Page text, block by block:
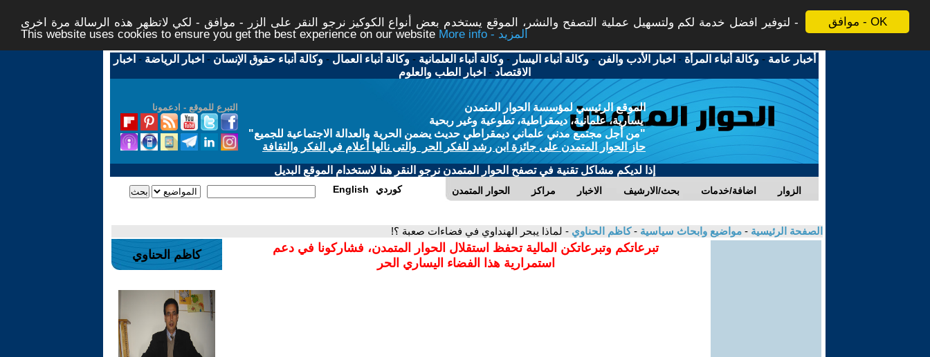
موافق - OK
لتوفير افضل خدمة لكم ولتسهيل عملية التصفح والنشر، الموقع يستخدم بعض أنواع الكوكيز نرجو النقر على الزر - موافق - لكي لاتظهر هذه الرسالة مرة اخرى -
This website uses cookies to ensure you get the best experience on our website
More info - المزيد
أخبار عامة -وكالة أنباء المرأة - اخبار الأدب والفن -وكالة أنباء اليسار -وكالة أنباء العلمانية -وكالة أنباء العمال -وكالة أنباء حقوق الإنسان - اخبار الرياضة - اخبار
الاقتصاد - اخبار الطب والعلوم
التبرع للموقع - ادعمونا
الموقع الرئيسي لمؤسسة الحوار المتمدن
يسارية، علمانية، ديمقراطية، تطوعية وغير ربحية
"من أجل مجتمع مدني علماني ديمقراطي حديث يضمن الحرية والعدالة الاجتماعية للجميع"
حاز الحوار المتمدن على جائزة ابن رشد للفكر الحر والتى نالها أعلام في الفكر والثقافة
إذا لديكم مشاكل تقنية في تصفح الحوار المتمدن نرجو النقر هنا لاستخدام الموقع البديل
الحوار المتمدن مراكز الاخبار بحث/الارشيف اضافة/خدمات الزوار English كوردي
الصفحة الرئيسية - مواضيع وابحاث سياسية -كاظم الحناوي - لماذا يبحر الهنداوي في فضاءات صعبة ؟!
تبرعاتكم وتبرعاتكن المالية تحفظ استقلال الحوار المتمدن، فشاركونا في دعم
استمرارية هذا الفضاء اليساري الحر
كاظم الحناوي